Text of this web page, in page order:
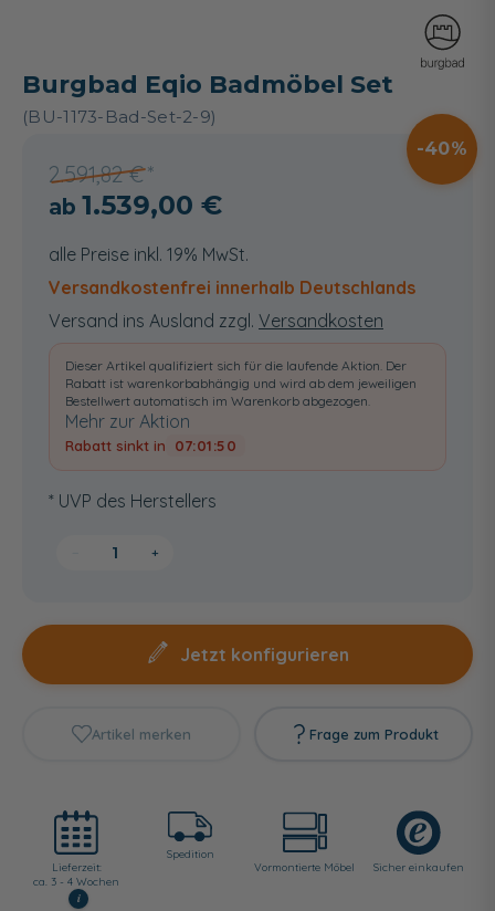
Burgbad Eqio Badmöbel Set
(BU-1173-Bad-Set-2-9)
2.591,82 €
40
1.539,00 €
alle Preise inkl. 19% MwSt.
Versandkostenfrei innerhalb Deutschlands
Versand ins Ausland zzgl. Versandkosten
Dieser Artikel qualifiziert sich für die laufende Aktion. Der
Rabatt ist warenkorbabhängig und wird ab dem jeweiligen
Bestellwert automatisch im Warenkorb abgezogen.
Mehr zur Aktion
Rabatt sinkt in 07:01:50
* UVP des Herstellers
+
Jetzt konfigurieren
Artikel merken Frage zum Produkt
Lieferzeit:
ca. 3 - 4 Wochen
i
Spedition
Vormontierte Möbel
Sicher einkaufen